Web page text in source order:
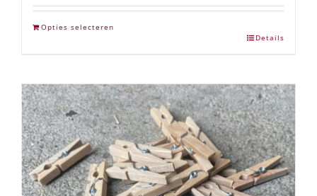
Opties selecteren
Details